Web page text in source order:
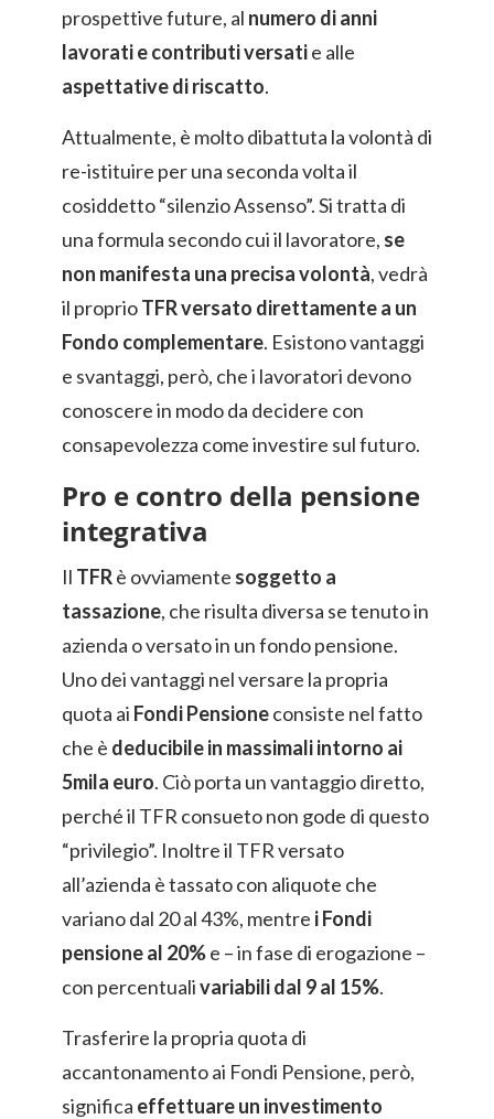
prospettive future, al numero di anni
lavorati e contributi versatie alle
aspettative di riscatto.
Attualmente, è molto dibattuta la volontà di
re-istituire per una seconda volta il
cosiddetto “silenzio Assenso”. Si tratta di
una formula secondo cui il lavoratore, se
non manifesta una precisa volontà, vedrà
il proprioTFR versato direttamente a un
Fondo complementare. Esistono vantaggi
e svantaggi, però, che i lavoratori devono
conoscere in modo da decidere con
consapevolezza come investire sul futuro.
Pro e contro della pensione
integrativa
Il TFRè ovviamente soggetto a
tassazione, che risulta diversa se tenuto in
azienda o versato in un fondo pensione.
Uno dei vantaggi nel versare la propria
quota ai Fondi Pensioneconsiste nel fatto
che è deducibile in massimali intorno ai
5mila euro. Ciò porta un vantaggio diretto,
perché il TFR consueto non gode di questo
“privilegio”. Inoltre il TFR versato
all’azienda è tassato con aliquote che
variano dal 20 al 43%, mentre i Fondi
pensione al 20%e – in fase di erogazione –
con percentualivariabili dal 9 al 15%.
Trasferire la propria quota di
accantonamento ai Fondi Pensione, però,
significa effettuare un investimento